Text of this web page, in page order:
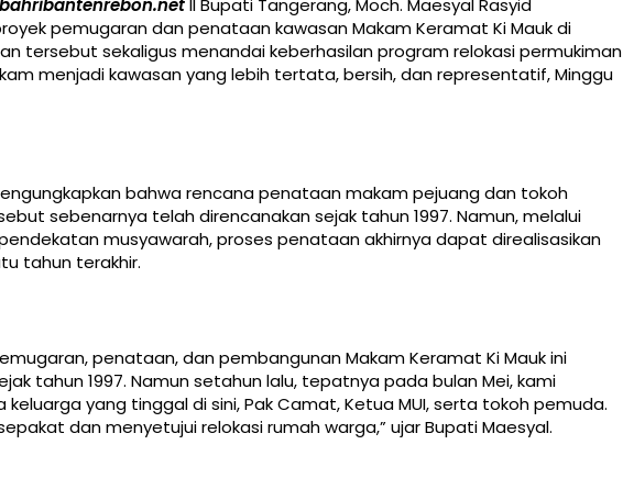
bahribantenrebon.netll Bupati Tangerang, Moch. Maesyal Rasyid
pemugaran dan penataan kawasan Makam Keramat Ki Mauk di
tersebut sekaligus menandai keberhasilan program relokasi permukiman
menjadi kawasan yang lebih tertata, bersih, dan representatif, Minggu
bahwa rencana penataan makam pejuang dan tokoh
sebenarnya telah direncanakan sejak tahun 1997. Namun, melalui
musyawarah, proses penataan akhirnya dapat direalisasikan
tahun terakhir.
penataan, dan pembangunan Makam Keramat Ki Mauk ini
tahun 1997. Namun setahun lalu, tepatnya pada bulan Mei, kami
yang tinggal di sini, Pak Camat, Ketua MUI, serta tokoh pemuda.
dan menyetujui relokasi rumah warga,” ujar Bupati Maesyal.